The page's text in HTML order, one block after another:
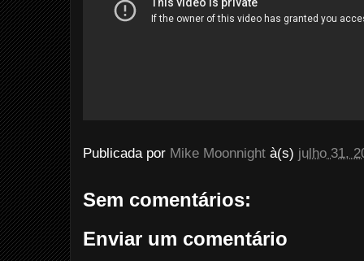
Publicada por Mike Moonnight à(s) julho 31,
Sem comentários:
Enviar um comentário